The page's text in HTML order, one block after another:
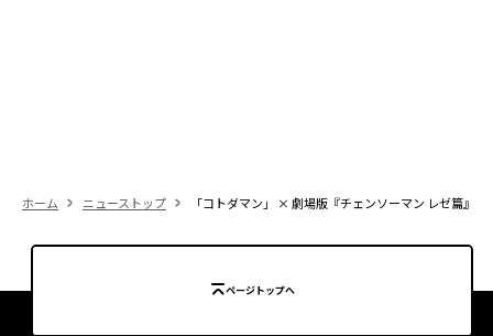
ホーム ニューストップ 「コトダマン」 × 劇場版『チェンソーマン レゼ篇』
ページトップへ